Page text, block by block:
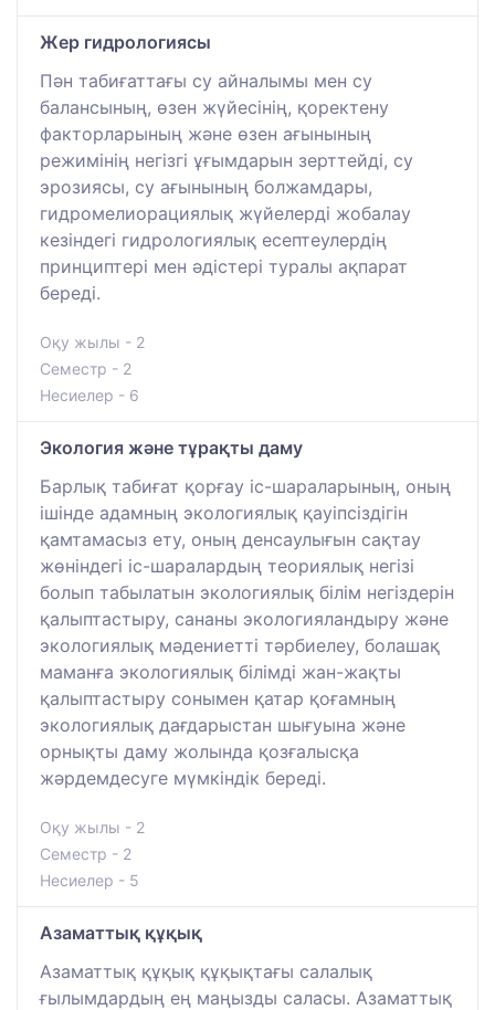
Жер гидрологиясы
Пән табиғаттағы су айналымы мен су
балансының, өзен жүйесінің, қоректену
факторларының және өзен ағынының
режимінің негізгі ұғымдарын зерттейді, су
эрозиясы, су ағынының болжамдары,
гидромелиорациялық жүйелерді жобалау
кезіндегі гидрологиялық есептеулердің
принциптері мен әдістері туралы ақпарат
береді.
Оқу жылы - 2
Семестр - 2
Несиелер - 6
Экология және тұрақты даму
Барлық табиғат қорғау іс-шараларының, оның
ішінде адамның экологиялық қауіпсіздігін
қамтамасыз ету, оның денсаулығын сақтау
жөніндегі іс-шаралардың теориялық негізі
болып табылатын экологиялық білім негіздерін
қалыптастыру, сананы экологияландыру және
экологиялық мәдениетті тәрбиелеу, болашақ
маманға экологиялық білімді жан-жақты
қалыптастыру сонымен қатар қоғамның
экологиялық дағдарыстан шығуына және
орнықты даму жолында қозғалысқа
жәрдемдесуге мүмкіндік береді.
Оқу жылы - 2
Семестр - 2
Несиелер - 5
Азаматтық құқық
Азаматтық құқық құқықтағы салалық
ғылымдардың ең маңызды саласы. Азаматтық